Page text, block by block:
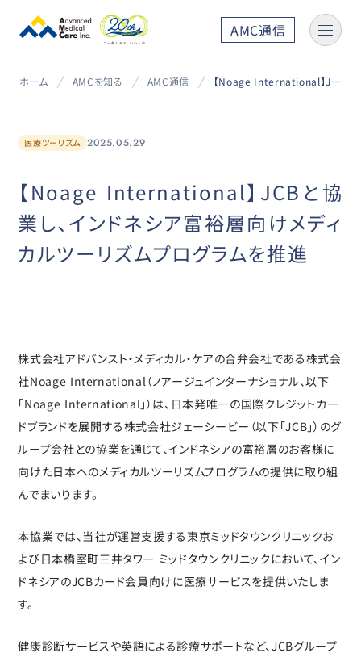
AMC通信
ホーム AMCを知る AMC通信 【Noage International】JCBと協業し、インドネシア富裕層向けメディカルツーリズムプログラムを推進
医療ツーリズム 2025.05.29
【Noage International】JCBと協
業し、インドネシア富裕層向けメディ
カルツーリズムプログラムを推進
株式会社アドバンスト・メディカル・ケアの合弁会社である株式会
社Noage International（ノアージュインターナショナル、以下
「Noage International」）は、日本発唯一の国際クレジットカー
ドブランドを展開する株式会社ジェーシービー（以下「JCB」）のグ
ループ会社との協業を通じて、インドネシアの富裕層のお客様に
向けた日本へのメディカルツーリズムプログラムの提供に取り組
んでまいります。
本協業では、当社が運営支援する東京ミッドタウンクリニックお
よび日本橋室町三井タワー ミッドタウンクリニックにおいて、イン
ドネシアのJCBカード会員向けに医療サービスを提供いたしま
す。
健康診断サービスや英語による診療サポートなど、JCBグループ